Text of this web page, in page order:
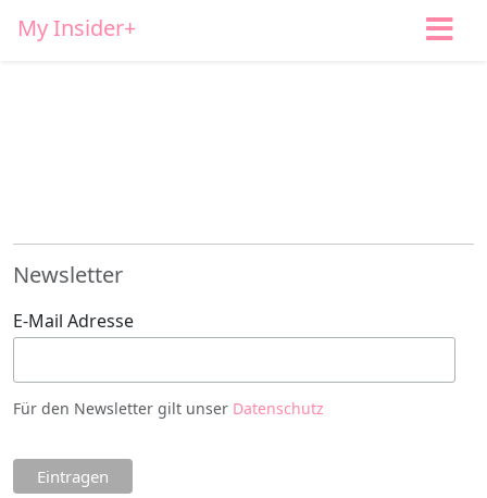
My Insider+
Newsletter
E-Mail Adresse
Für den Newsletter gilt unser Datenschutz